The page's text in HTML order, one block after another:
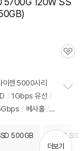
관
이젠 5000시리
/ 1Gbps 유선 /
/ 베사홀 /
치
기
500GB 16GB,
더보기